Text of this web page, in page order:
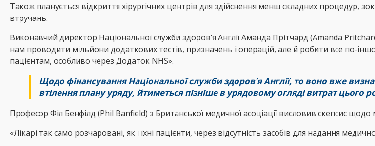
Також планується відкриття хірургічних центрів для здійснення менш складних процедур,
втручань.
Виконавчий директор Національної служби здоров’я Англії Аманда Прітчард (Amanda
нам проводити мільйони додаткових тестів, призначень і операцій, але й робити все по-
пацієнтам, особливо через Додаток NHS».
Щодо фінансування Національної служби здоров’я Англії, то воно вже
втілення плану уряду, йтиметься пізніше в урядовому огляді витрат цього
Професор Філ Бенфілд (Phil Banfield) з Британської медичної асоціації висловив скепсис
«Лікарі так само розчаровані, як і їхні пацієнти, через відсутність засобів для надання